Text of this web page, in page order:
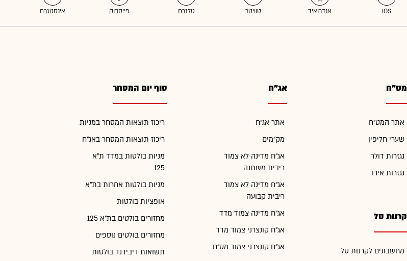
מט"ח
אתר המט"ח
שערי חליפין
נגזרות דולר
נגזרות אירו
קרנות סל
מחשבונים לקרנות סל
אג"ח
אתר אג"ח
מק"מים
אג"ח מדינה לא צמוד
ריבית משתנה
אג"ח מדינה לא צמוד
ריבית קבועה
אג"ח מדינה צמוד מדד
אג"ח קונצרני צמוד מדד
אג"ח קונצרני צמוד מט"ח
סוף יום המסחר
ריכוז תוצאות המסחר במניות
ריכוז תוצאות המסחר באג"ח
מניות בולטות במדד ת"א
125
מניות בולטות אחרות בת"א
אופציות בולטות
מחזורים בולטים בת"א 125
מחזורים בולטים נוספים
תשואות דיבידנד בולטות